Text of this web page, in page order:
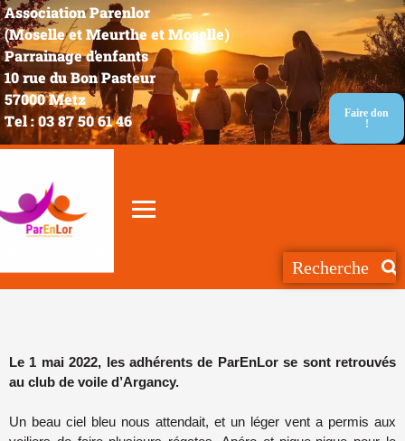
Association Parenlor
(Moselle et Meurthe et Moselle)
Parrainage d'enfants
10 rue du Bon Pasteur
57000 Metz
Tel : 03 87 50 61 46
Faire don
!
Le 1 mai 2022, les adhérents de ParEnLor se sont retrouvés
au club de voile d’Argancy.
Un beau ciel bleu nous attendait, et un léger vent a permis aux